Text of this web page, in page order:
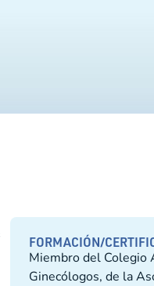
FORMACIÓN/
Miembro del Colegio
Ginecólogos, de la